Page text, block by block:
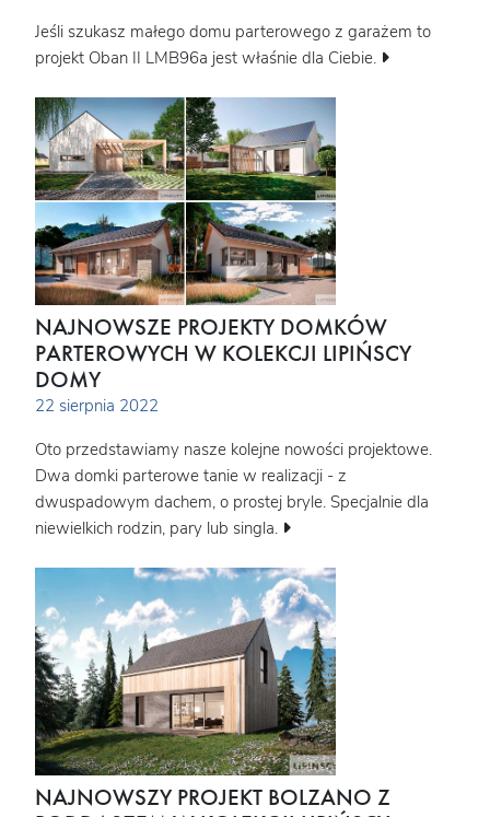
Jeśli szukasz małego domu parterowego z garażem to
projekt Oban II LMB96a jest właśnie dla Ciebie.
NAJNOWSZE PROJEKTY DOMKÓW
PARTEROWYCH W KOLEKCJI LIPIŃSCY
DOMY
22 sierpnia 2022
Oto przedstawiamy nasze kolejne nowości projektowe.
Dwa domki parterowe tanie w realizacji - z
dwuspadowym dachem, o prostej bryle. Specjalnie dla
niewielkich rodzin, pary lub singla.
NAJNOWSZY PROJEKT BOLZANO Z